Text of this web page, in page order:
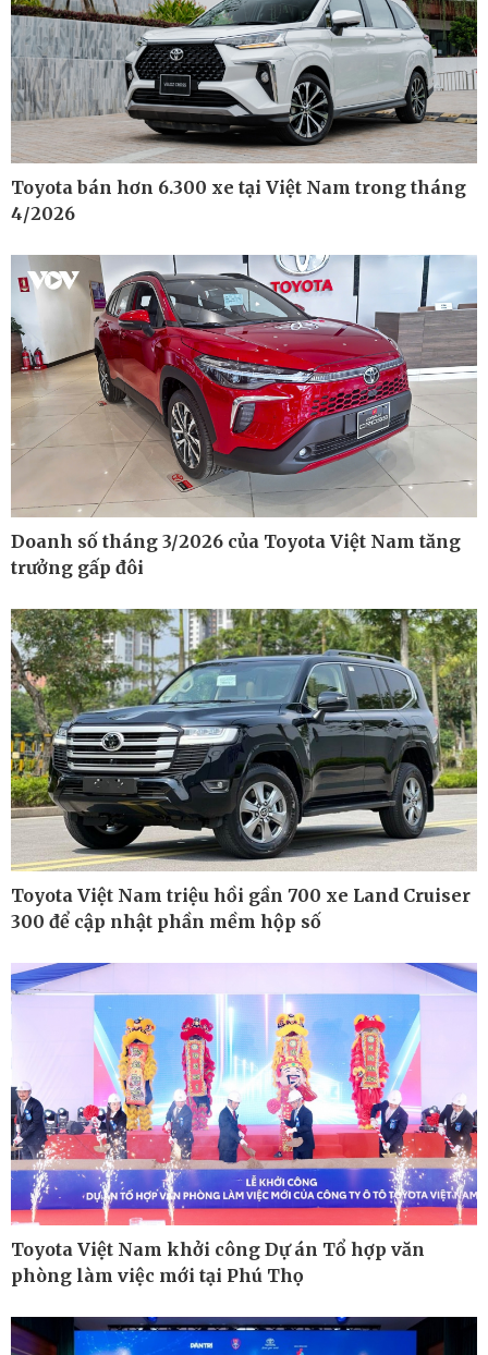
Kinh tế
Bất động sản
Khởi nghiệp
Thị trường
Giá vàng
Tiêu dùng
Tỷ giá
Chứng khoán
Giá cà phê
Tư vấn luật
Thể thao
Pickleball
Bóng đá quốc tế
Bóng đá Việt Nam
Thế giới thể thao
Lịch thi đấu bóng đá
eSports
Hậu trường
Toyota bán hơn 6.300 xe tại Việt Nam trong tháng
4/2026
Doanh số tháng 3/2026 của Toyota Việt Nam tăng
trưởng gấp đôi
Toyota Việt Nam triệu hồi gần 700 xe Land Cruiser
300 để cập nhật phần mềm hộp số
Toyota Việt Nam khởi công Dự án Tổ hợp văn
phòng làm việc mới tại Phú Thọ